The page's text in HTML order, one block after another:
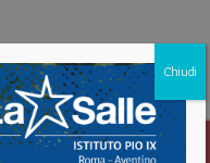
Chiudi